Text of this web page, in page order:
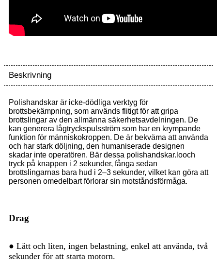
Beskrivning
Polishandskar är icke-dödliga verktyg för
brottsbekämpning, som används flitigt för att gripa
brottslingar av den allmänna säkerhetsavdelningen. De
kan generera lågtryckspulsström som har en krympande
funktion för människokroppen. De är bekväma att använda
och har stark döljning, den humaniserade designen
skadar inte operatören. Bär dessa polishandskar. looch
tryck på knappen i 2 sekunder, fånga sedan
brottslingarnas bara hud i 2–3 sekunder, vilket kan göra att
personen omedelbart förlorar sin motståndsförmåga.
Drag
● Lätt och liten, ingen belastning, enkel att använda, två
sekunder för att starta motorn.